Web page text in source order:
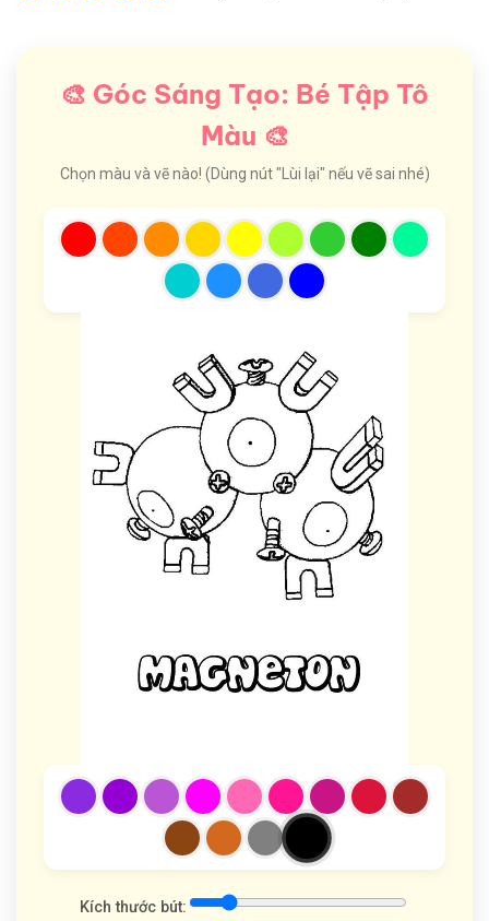
🎨 Góc Sáng Tạo: Bé Tập Tô
Màu 🎨
Chọn màu và vẽ nào! (Dùng nút "Lùi lại" nếu vẽ sai nhé)
Kích thước bút: